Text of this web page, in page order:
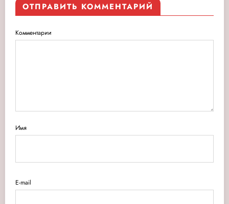
ОТПРАВИТЬ КОММЕНТАРИЙ
Комментарии
Имя
E-mail